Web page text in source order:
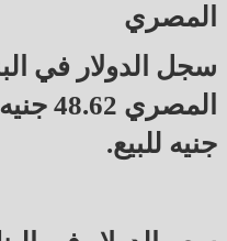
المصري
سجل الدولار في
جنيه للبيع.